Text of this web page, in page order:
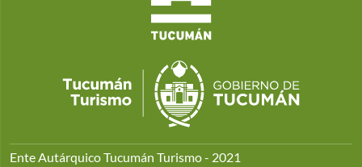
Ente Autárquico Tucumán Turismo - 2021